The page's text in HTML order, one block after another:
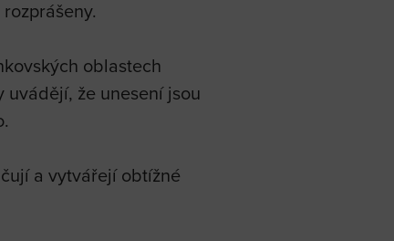
oblastech
že unesení jsou
a vytvářejí obtížné